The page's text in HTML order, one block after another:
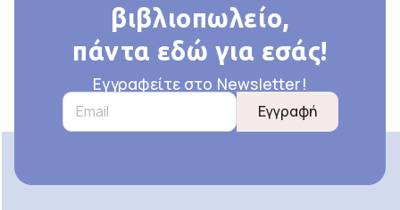
βιβλιοπωλείο,
πάντα εδώ για εσάς!
Εγγραφείτε στο Newsletter!
Εγγραφή